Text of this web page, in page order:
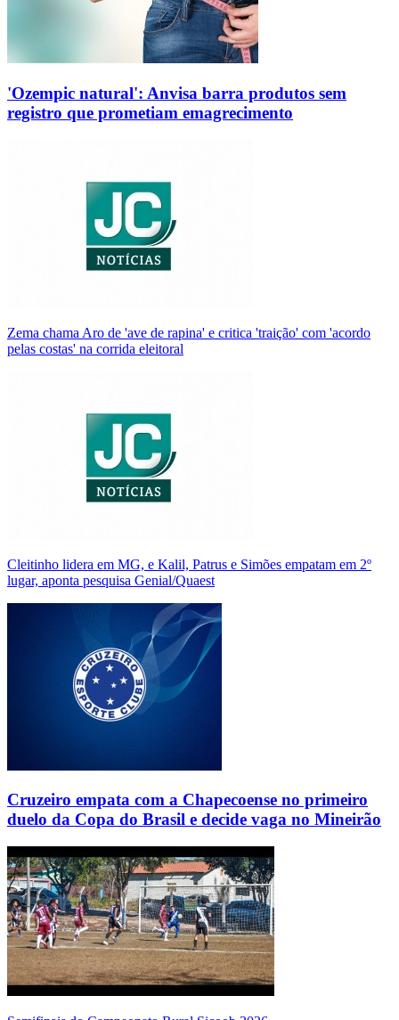
'Ozempic natural': Anvisa barra produtos sem
registro que prometiam emagrecimento
Zema chama Aro de 'ave de rapina' e critica 'traição' com 'acordo
pelas costas' na corrida eleitoral
Cleitinho lidera em MG, e Kalil, Patrus e Simões empatam em 2º
lugar, aponta pesquisa Genial/Quaest
Cruzeiro empata com a Chapecoense no primeiro
duelo da Copa do Brasil e decide vaga no Mineirão